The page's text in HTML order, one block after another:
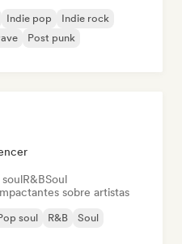
Indie pop
Indie rock
Post punk
soulR&BSoul
sobre artistas
soul R&B
Soul